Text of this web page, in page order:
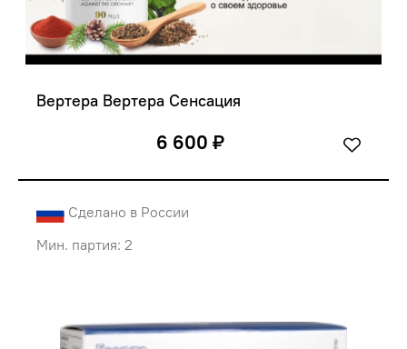
Вертера Вертера Сенсация
6 600 ₽
Сделано в России
Мин. партия: 2